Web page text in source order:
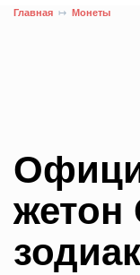
Главная Монеты
жетон